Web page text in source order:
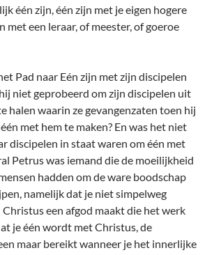
één zijn, één zijn met je eigen hogere
met een leraar, of meester, of goeroe
Pad naar Eén zijn met zijn discipelen
niet geprobeerd om zijn discipelen uit
halen waarin ze gevangenzaten toen hij
met hem te maken? En was het niet
discipelen in staat waren om één met
Petrus was iemand die de moeilijkheid
hadden om de ware boodschap
namelijk dat je niet simpelweg
een afgod maakt die het werk
je één wordt met Christus, de
maar bereikt wanneer je het innerlijke